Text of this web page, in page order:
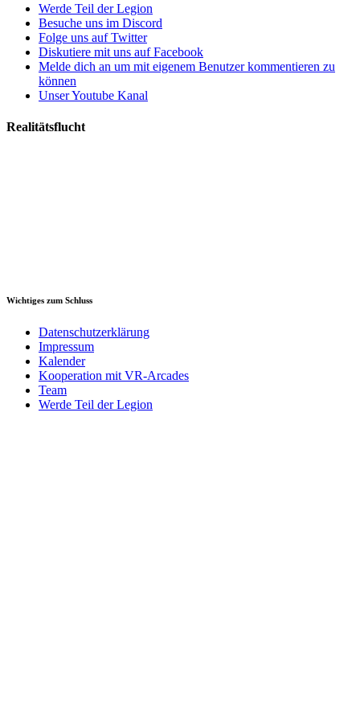
Werde Teil der Legion
Besuche uns im Discord
Folge uns auf Twitter
Diskutiere mit uns auf Facebook
Melde dich an um mit eigenem Benutzer kommentieren zu
können
Unser Youtube Kanal
Realitätsflucht
Wichtiges zum Schluss
Datenschutzerklärung
Impressum
Kalender
Kooperation mit VR-Arcades
Team
Werde Teil der Legion